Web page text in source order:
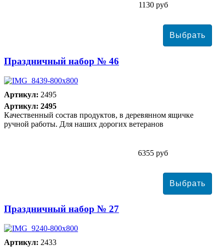
1130 руб
Праздничный набор № 46
Артикул: 2495
Артикул: 2495
Качественный состав продуктов, в деревянном ящичке
ручной работы. Для наших дорогих ветеранов
6355 руб
Праздничный набор № 27
Артикул: 2433